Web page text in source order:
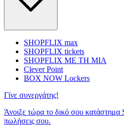
SHOPFLIX max
SHOPFLIX tickets
SHOPFLIX ΜΕ ΤΗ ΜΙΑ
Clever Point
BOX NOW Lockers
Γίνε συνεργάτης!
Άνοιξε τώρα το δικό σου κατάστημα
πωλήσεις σου.